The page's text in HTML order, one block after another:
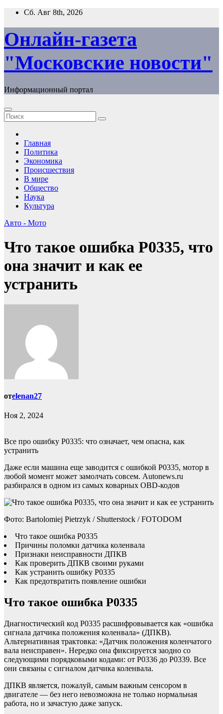
Перейти
содержимому
Сб. Авг 8th, 2026
Онлайн-газета
"Московские новости"
Информационный портал
Главная
Политика
Экономика
Происшествия
В мире
Общество
Наука
Культура
Авто - Мото
Что такое ошибка Р0335, что
она значит и как ее
устранить
отelenan27
Ноя 2, 2024
Все про ошибку P0335: что означает, чем опасна, как
устранить
Даже если машина еще заводится с ошибкой P0335, мотор в
любой момент может замолчать совсем. Autonews.ru
разбирался в одном из самых коварных OBD-кодов
Фото: Bartolomiej Pietrzyk / Shutterstock / FOTODOM
Что такое ошибка P0335
Причины поломки датчика коленвала
Признаки неисправности ДПКВ
Как проверить ДПКВ своими руками
Как устранить ошибку P0335
Как предотвратить появление ошибки
Что такое ошибка P0335
Диагностический код P0335 расшифровывается как «ошибка
сигнала датчика положения коленвала» (ДПКВ).
Альтернативная трактовка: «Датчик положения коленчатого
вала неисправен». Нередко она фиксируется заодно со
следующими порядковыми кодами: от P0336 до P0339. Все
они связаны с сигналом датчика коленвала.
ДПКВ является, пожалуй, самым важным сенсором в
двигателе — без него невозможна не только нормальная
работа, но и зачастую даже запуск.